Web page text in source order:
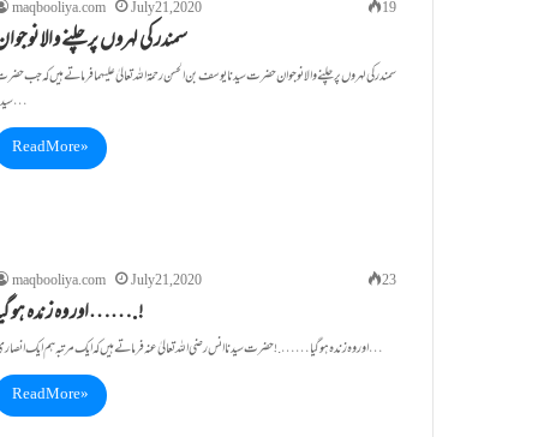
maqbooliya.com July 21, 2020 19
سمندر کی لہروں پرچلنے
سمندر کی لہروں پرچلنے والانوجوان حضرت سیدنا یوسف بن الحسن رحمۃ اللہ تعالیٰ علیہما فرماتے ہیں کہ جب
سیدنا…
Read More »
maqbooliya.com July 21, 2020 23
اور وہ زندہ ہو گیا…….!
اور وہ زندہ ہو گیا…….! حضرت سیدنا انس رضی اللہ تعالیٰ عنہ فرماتے ہیں کہ ایک مرتبہ ہم ایک انصاری…
Read More »